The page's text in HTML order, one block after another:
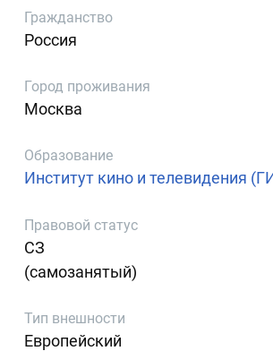
Гражданство
Россия
Город проживания
Москва
Образование
Институт кино и телевидения
Правовой статус
СЗ
(самозанятый)
Тип внешности
Европейский